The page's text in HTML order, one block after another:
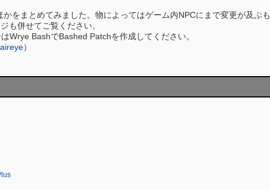
をまとめてみました。物によってはゲーム内NPCにまで変更が及ぶ
も併せてご覧ください。
Wrye BashでBashed Patchを作成してください。
）